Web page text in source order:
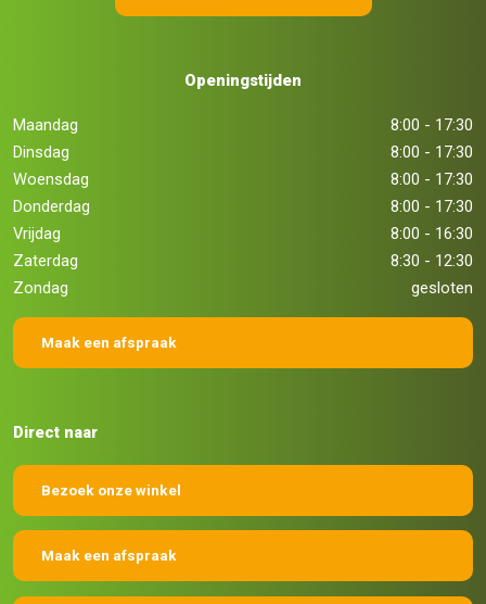
Openingstijden
Maandag
8:00 - 17:30
Dinsdag
8:00 - 17:30
Woensdag
8:00 - 17:30
Donderdag
8:00 - 17:30
Vrijdag
8:00 - 16:30
Zaterdag
8:30 - 12:30
Zondag
gesloten
Maak een afspraak
Direct naar
Bezoek onze winkel
Maak een afspraak